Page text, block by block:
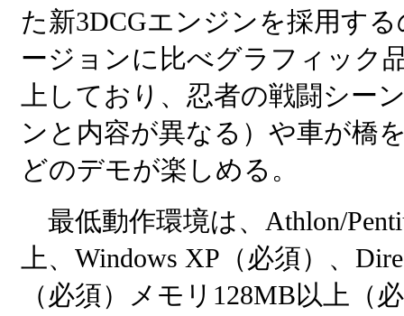
た新3DCGエンジンを採用す
ージョンに比べグラフィック
上しており、忍者の戦闘シー
ンと内容が異なる）や車が橋
どのデモが楽しめる。
最低動作環境は、Athlon/
上、Windows XP（必須）、
（必須）メモリ128MB以上（